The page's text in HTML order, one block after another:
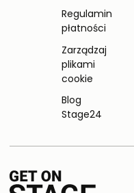
Regulamin
płatności
Zarządzaj
plikami
cookie
Blog
Stage24